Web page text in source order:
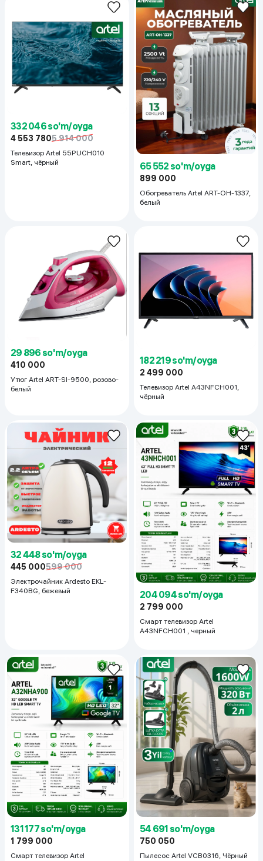
332 046 so'm/oyga
4 553 7805 914 000
Телевизор Artel 55PUCH010
Smart, чёрный
65 552 so'm/oyga
899 000
Обогреватель Artel ART-OH-1337,
белый
29 896 so'm/oyga
410 000
Утюг Artel ART-SI-9500, розово-
белый
182 219 so'm/oyga
2 499 000
Телевизор Artel A43NFCH001,
чёрный
32 448 so'm/oyga
445 000599 000
Электрочайник Ardesto EKL-
F340BG, бежевый
204 094 so'm/oyga
2 799 000
Смарт телевизор Artel
A43NFCH001 , черный
131 177 so'm/oyga
1 799 000
Смарт телевизор Artel
54 691 so'm/oyga
750 050
Пылесос Artel VCB0316, Чёрный